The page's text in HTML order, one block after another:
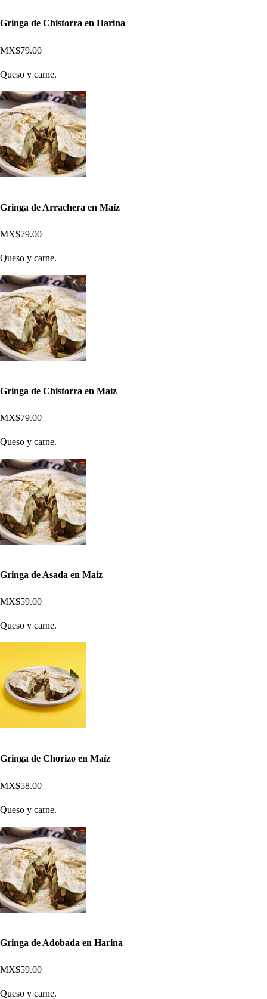
Gringa de Chistorra en Harina
MX$79.00
Queso y carne.
Gringa de Arrachera en Maíz
MX$79.00
Queso y carne.
Gringa de Chistorra en Maíz
MX$79.00
Queso y carne.
Gringa de Asada en Maíz
MX$59.00
Queso y carne.
Gringa de Chorizo en Maíz
MX$58.00
Queso y carne.
Gringa de Adobada en Harina
MX$59.00
Queso y carne.